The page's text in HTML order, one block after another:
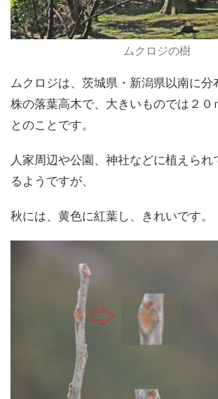
ムクロジの樹
ムクロジは、茨城県・新潟県以南に分
株の落葉高木で、大きいものでは２０
とのことです。
人家周辺や公園、神社などに植えられ
るようですが、
秋には、黄色に紅葉し、きれいです。